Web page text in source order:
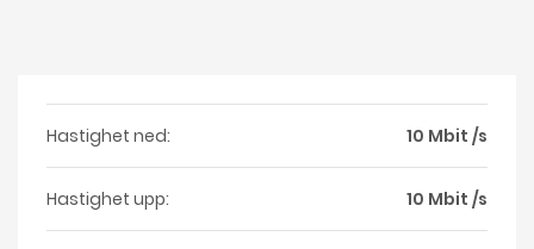
Hastighet ned: 10 Mbit /s
Hastighet upp: 10 Mbit /s